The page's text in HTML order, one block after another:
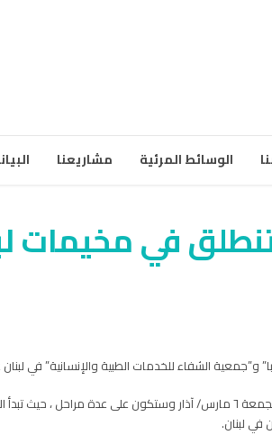
الوسائط المرئية مشاريعنا
في مخيمات
و”جمعية الشفاء للخدمات الطبية والإنسانية” في
وانطلقت حملة الوقاية من الوباء اليوم الجمعة ٦ مارس/
في لبنان.